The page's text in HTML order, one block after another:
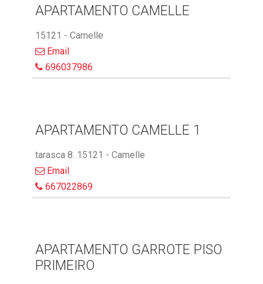
APARTAMENTO CAMELLE
15121 - Camelle
Email
696037986
APARTAMENTO CAMELLE 1
tarasca 8. 15121 - Camelle
Email
667022869
APARTAMENTO GARROTE PISO
PRIMEIRO